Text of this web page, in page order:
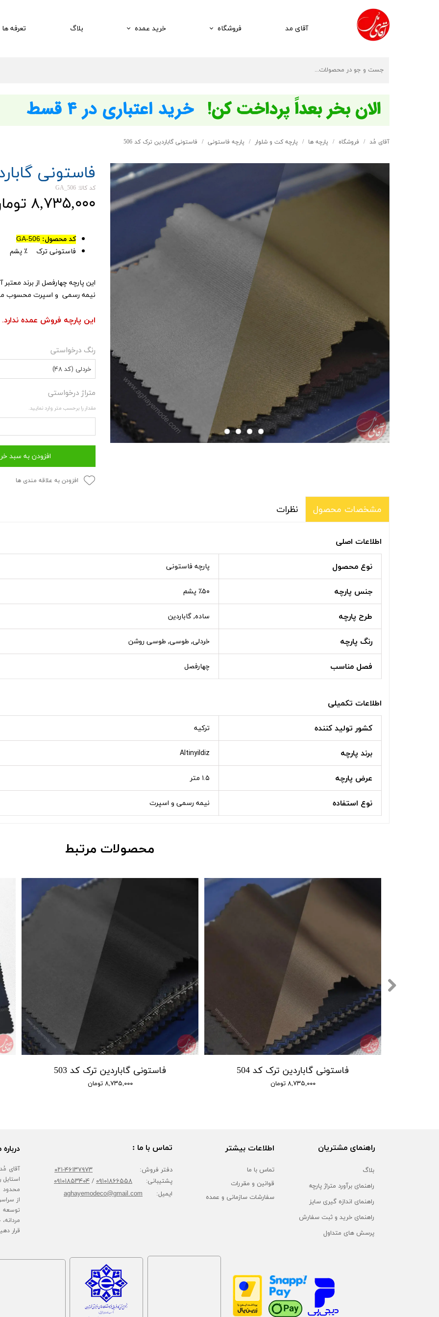
آقای مد فروشگاه خرید عمده بلاگ تعرفه ها
آقای مُد فروشگاه پارچه ها پارچه کت و شلوار پارچه فاستونی فاستونی گاباردین ترک کد 506
فاستونی
کد کالا: GA_506
۸,۷۳۵,۰۰۰ تومان
کد محصول:GA-506
فاستونی ترک ۵۰٪ پشم
این پارچه چهارفصل از برند
نیمه رسمی و اسپرت محسوب
این پارچه فروش عمده ندارد.
رنگ درخواستی
خردلی (کد 48)
متراژ درخواستی
مقدار را برحسب متر وارد نمایید.
افزودن به سبد
افزودن به علاقه مندی ها
مشخصات محصول نظرات
اطلاعات اصلی
نوع محصول
پارچه فاستونی
جنس پارچه ٪۵۰ پشم
طرح پارچه ساده, گاباردین
رنگ پارچه خردلی, طوسی, طوسی روشن
فصل مناسب چهارفصل
اطلاعات تکمیلی
کشور تولید کننده
ترکیه
برند پارچه Altinyildiz
عرض پارچه ۱.۵ متر
نوع استفاده نیمه رسمی و اسپرت
محصولات مرتبط
فاستونی گاباردین ترک کد 503
۸,۷۳۵,۰۰۰ تومان
فاستونی گاباردین ترک کد 504
۸,۷۳۵,۰۰۰ تومان
درباره
محدود
از
قرار
راهنمای مشتریان
بلاگ
راهنمای برآورد متراژ پارچه
راهنمای اندازه گیری سایز
راهنمای خرید و ثبت سفارش
پرسش های متداول
اطلاعات بیشتر
تماس با ما
قوانین و مقررات
سفارشات سازمانی و عمده
تماس با ما :
دفتر فروش: ۴۶۱۳۷۹۷۳-۰۲۱
پشتیبانی: ۰۹۱۰۱۸۶۶۵۵۸/۰۹۱۰۱۸۵۳۴۰۴
ایمیل: aghayemodeco@gmail.com